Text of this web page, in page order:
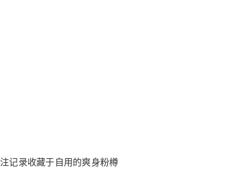
记录收藏于自用的爽身粉樽